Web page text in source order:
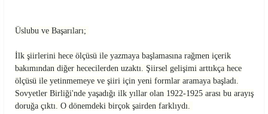
Üslubu ve Başarıları;
İlk şiirlerini hece ölçüsü ile yazmaya başlamasına rağmen içerik
bakımından diğer hececilerden uzaktı. Şiirsel gelişimi arttıkça hece
ölçüsü ile yetinmemeye ve şiiri için yeni formlar aramaya başladı.
Sovyetler Birliği'nde yaşadığı ilk yıllar olan 1922-1925 arası bu arayış
doruğa çıktı. O dönemdeki birçok şairden farklıydı.